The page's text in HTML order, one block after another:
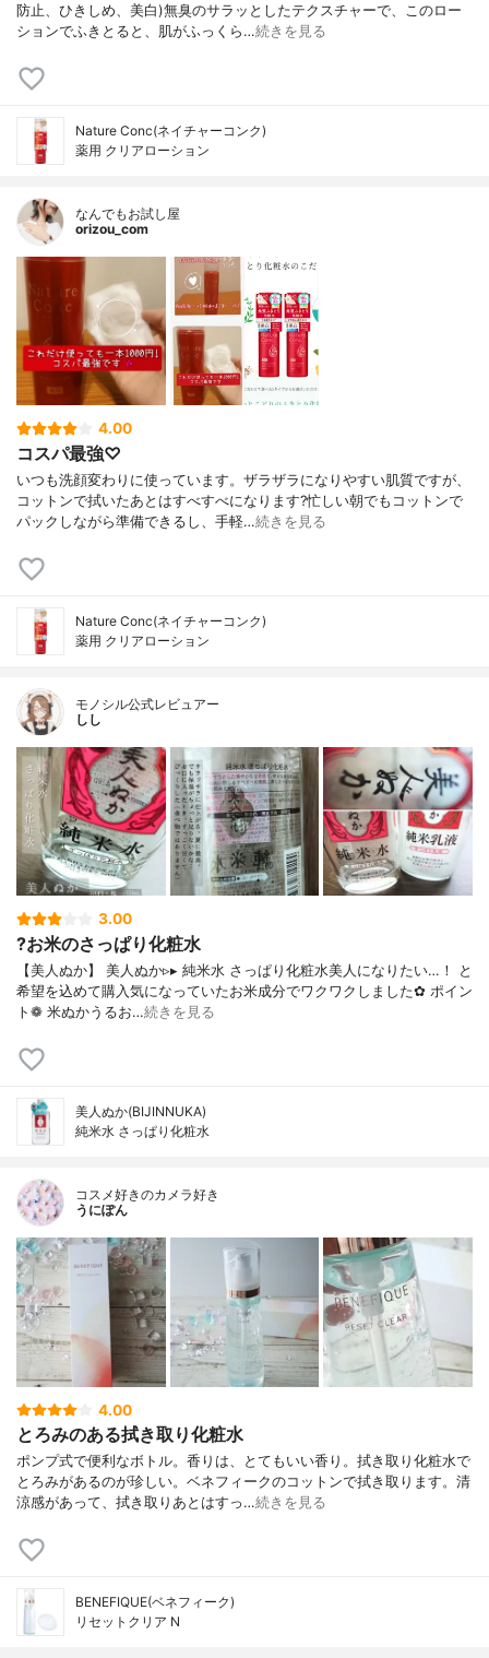
防止、ひきしめ、美白)無臭のサラッとしたテクスチャーで、このロー
ションでふきとると、肌がふっくら…続きを見る
Nature Conc(ネイチャーコンク)
薬用 クリアローション
なんでもお試し屋
orizou_com
4.00
コスパ最強♡
いつも洗顔変わりに使っています。ザラザラになりやすい肌質ですが、
コットンで拭いたあとはすべすべになります?忙しい朝でもコットンで
パックしながら準備できるし、手軽…続きを見る
Nature Conc(ネイチャーコンク)
薬用 クリアローション
モノシル公式レビュアー
しし
3.00
?お米のさっぱり化粧水
【美人ぬか】 美人ぬか▹▸ 純米水 さっぱり化粧水美人になりたい…！ と
希望を込めて購入気になっていたお米成分でワクワクしました✿ ポイン
ト❁︎ 米ぬかうるお…続きを見る
美人ぬか(BIJINNUKA)
純米水 さっぱり化粧水
コスメ好きのカメラ好き
うにぽん
4.00
とろみのある拭き取り化粧水
ポンプ式で便利なボトル。香りは、とてもいい香り。拭き取り化粧水で
とろみがあるのが珍しい。ベネフィークのコットンで拭き取ります。清
涼感があって、拭き取りあとはすっ…続きを見る
BENEFIQUE(ベネフィーク)
リセットクリア N